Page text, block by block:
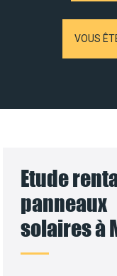
VOUS
Etude
panneaux
solaires à